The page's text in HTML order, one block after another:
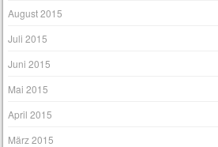
August 2015
Juli 2015
Juni 2015
Mai 2015
April 2015
März 2015